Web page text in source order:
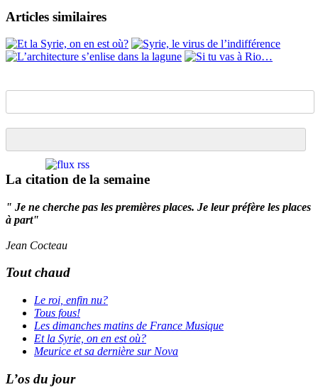
Articles similaires
La citation de la semaine
" Je ne cherche pas les premières places. Je leur préfère les places
à part"
Jean Cocteau
Tout chaud
Le roi, enfin nu?
Tous fous!
Les dimanches matins de France Musique
Et la Syrie, on en est où?
Meurice et sa dernière sur Nova
L’os du jour